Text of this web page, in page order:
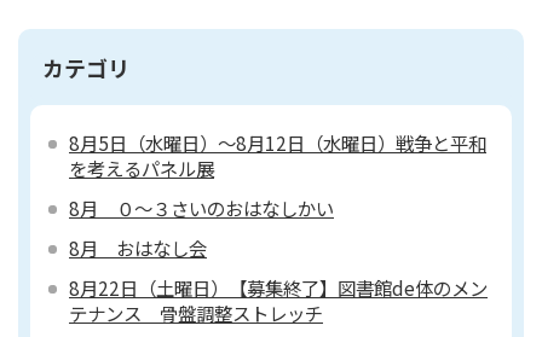
カテゴリ
8月5日（水曜日）～8月12日（水曜日）戦争と平和
を考えるパネル展
8月 ０～３さいのおはなしかい
8月 おはなし会
8月22日（土曜日）【募集終了】図書館de体のメン
テナンス 骨盤調整ストレッチ